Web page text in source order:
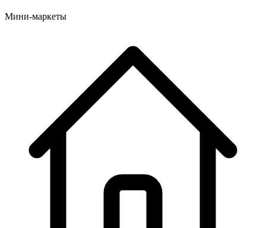
Мини-маркеты